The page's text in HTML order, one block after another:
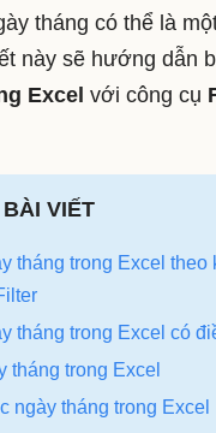
tháng có thể là
này sẽ hướng dẫn
Excel với công cụ
VIẾT
tháng trong Excel theo
tháng trong Excel có
tháng trong Excel
ngày tháng trong Excel